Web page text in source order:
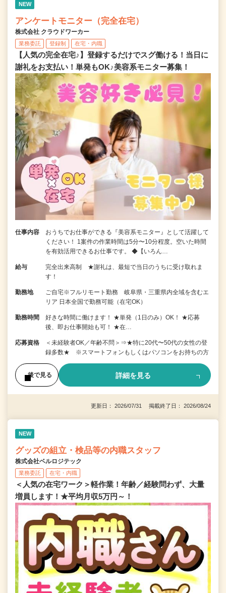
NEW
アンケートモニター（完全在宅）
株式会社 クラウドワーカー
業務委託 登録制 在宅・内職
【人気の完全在宅♪】登録するだけでスグ働ける！当日に
謝礼をお支払い！単発もOK♪美容系モニター募集！
仕事内容
おうちでお仕事ができる『美容系モニター』として活躍して
ください！ 1案件の作業時間は5分〜10分程度。空いた時間
を有効活用できるお仕事です。 ◆【いろん…
給与
完全出来高制 ★謝礼は、最短で当日のうちに受け取れま
す！
勤務地
ご自宅※フルリモート勤務 岐阜県・三重県内全域を含むエ
リア 日本全国で勤務可能（在宅OK）
勤務時間
好きな時間に働けます！ ★単発（1日のみ）OK！ ★応募
後、即お仕事開始も可！ ★在…
応募資格
＜未経験者OK／年齢不問＞⇒★特に20代〜50代の女性の登
録多数★ ※スマートフォンもしくはパソコンをお持ちの方
後で見る 詳細を見る
更新日： 2026/07/31 掲載終了日： 2026/08/24
NEW
グッズの組立・検品等の内職スタッフ
株式会社ベルロジテック
業務委託 在宅・内職
＜人気の在宅ワーク＞軽作業！年齢／経験問わず、大量
増員します！★平均月収5万円～！